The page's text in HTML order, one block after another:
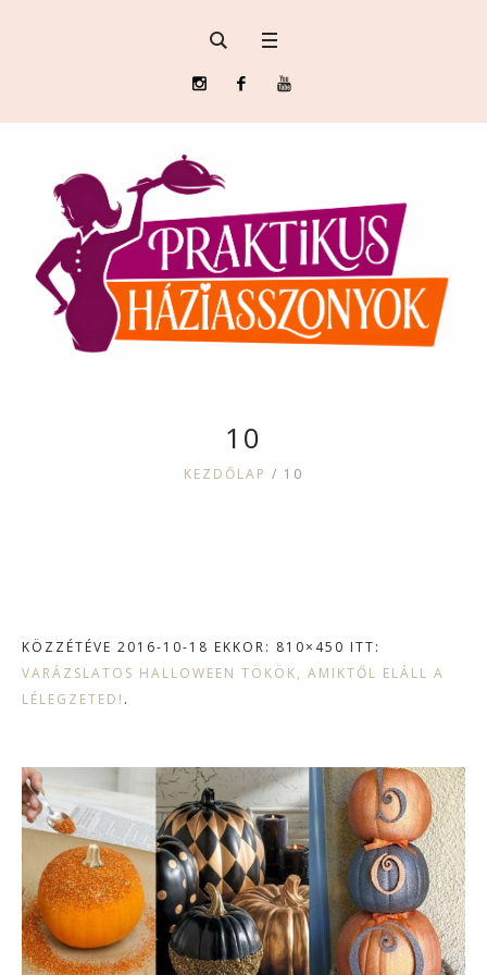
10
KEZDŐLAP / 10
KÖZZÉTÉVE 2016-10-18 EKKOR: 810×450 ITT:
VARÁZSLATOS HALLOWEEN TÖKÖK, AMIKTŐL ELÁLL A
LÉLEGZETED! .